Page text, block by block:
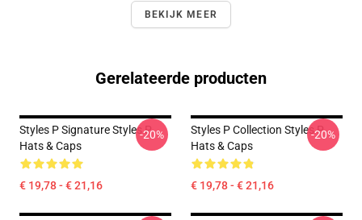
BEKIJK MEER
Gerelateerde producten
Styles P Signature Styles P
Hats & Caps
€ 19,78 - € 21,16
-20%
Styles P Collection Styles P
Hats & Caps
€ 19,78 - € 21,16
-20%